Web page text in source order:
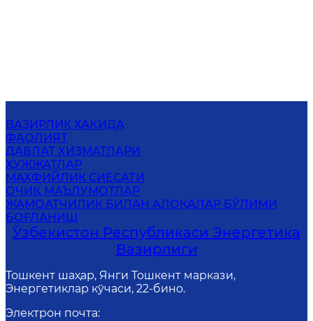
ВАЗИРЛИК ҲАҚИДА
ФАОЛИЯТ
ДАВЛАТ ХИЗМАТЛАРИ
ҲУЖЖАТЛАР
МАХФИЙЛИК СИЁСАТИ
ОЧИҚ МАЪЛУМОТЛАР
ЖАМОАТЧИЛИК БИЛАН АЛОҚАЛАР БЎЛИМИ
БОҒЛАНИШ
Ўзбекистон Республикаси Энергетика
Вазирлиги
Тошкент шаҳар, Янги Тошкент маркази,
Энергетиклар кўчаси, 22-бино.
Электрон почта: